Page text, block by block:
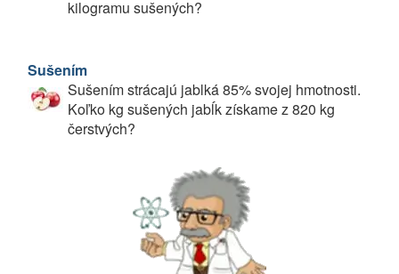
kilogramu sušených?
Sušením
Sušením strácajú jablká 85% svojej hmotnosti.
Koľko kg sušených jabĺk získame z 820 kg
čerstvých?